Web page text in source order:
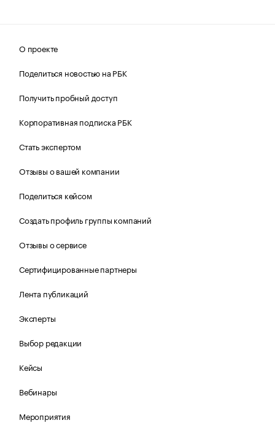
О проекте
Поделиться новостью на РБК
Получить пробный доступ
Корпоративная подписка РБК
Стать экспертом
Отзывы о вашей компании
Поделиться кейсом
Создать профиль группы компаний
Отзывы о сервисе
Сертифицированные партнеры
Лента публикаций
Эксперты
Выбор редакции
Кейсы
Вебинары
Мероприятия